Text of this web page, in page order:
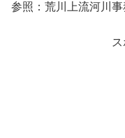
参照：荒川上流河川